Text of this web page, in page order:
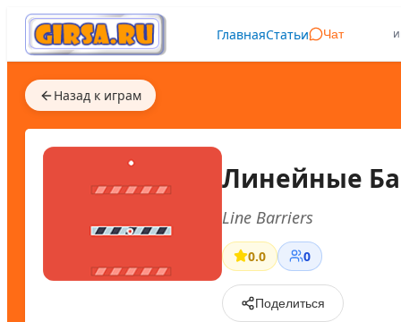
ГлавнаяСтатьи Чат
Назад к играм
Линейные
Line Barriers
0.0 0
Поделиться